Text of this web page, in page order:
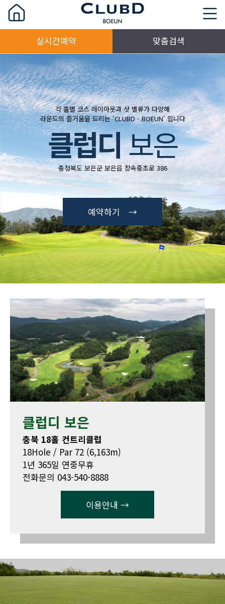
실시간예약 맞춤검색
각 홀별 코스 레이아웃과 샷 밸류가 다양해
라운드의 즐거움을 드리는 'CLUBD - BOEUN' 입니다
클럽디보은
충청북도 보은군 보은읍 장속중초로 386
예약하기 →
클럽디 보은
충북 18홀 컨트리클럽
18Hole / Par 72 (6,163m)
1년 365일 연중무휴
전화문의 043-540-8888
이용안내 →